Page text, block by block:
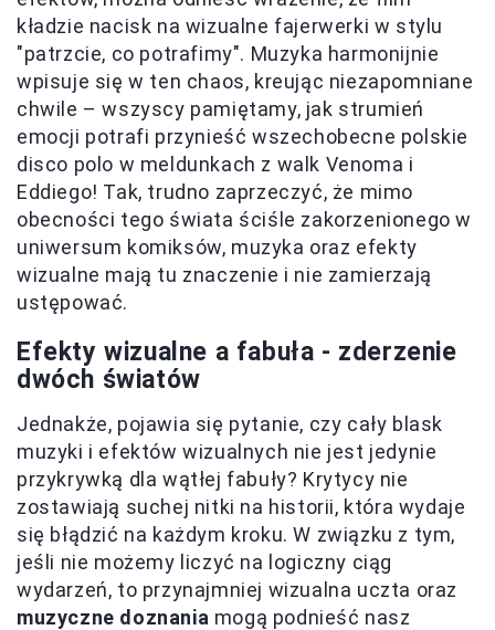
kładzie nacisk na wizualne fajerwerki w stylu
"patrzcie, co potrafimy". Muzyka harmonijnie
wpisuje się w ten chaos, kreując niezapomniane
chwile – wszyscy pamiętamy, jak strumień
emocji potrafi przynieść wszechobecne polskie
disco polo w meldunkach z walk Venoma i
Eddiego! Tak, trudno zaprzeczyć, że mimo
obecności tego świata ściśle zakorzenionego w
uniwersum komiksów, muzyka oraz efekty
wizualne mają tu znaczenie i nie zamierzają
ustępować.
Efekty wizualne a fabuła - zderzenie
dwóch światów
Jednakże, pojawia się pytanie, czy cały blask
muzyki i efektów wizualnych nie jest jedynie
przykrywką dla wątłej fabuły? Krytycy nie
zostawiają suchej nitki na historii, która wydaje
się błądzić na każdym kroku. W związku z tym,
jeśli nie możemy liczyć na logiczny ciąg
wydarzeń, to przynajmniej wizualna uczta oraz
muzyczne doznania mogą podnieść nasz